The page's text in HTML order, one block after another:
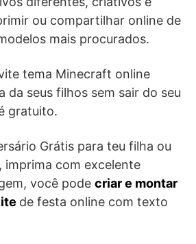
ou compartilhar online de
mais procurados.
tema Minecraft online
da seus filhos sem sair do seu
gratuito.
Grátis para teu filha ou
imprima com excelente
você pode criar e montar
de festa online com texto